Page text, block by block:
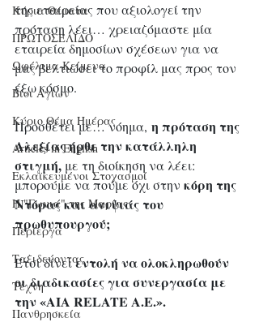
Κύρια Θέματα
ΠΡΩΤΟΣΕΛΙΔΟ
Ωφέλιμα Κείμενα
Βίοι Αγίων
Κύριο Θέμα Ημέρας
Articles in English
Εκλαϊκευμένοι Στοχασμοί
Η "Γωνιά" της Μαρίας
Περίεργα
Ταξιδεύοντας
Τέχνη
Πανθρησκεία
της εταιρείας που αξιολογεί την
πρόταση λέει… χρειαζόμαστε μία
εταιρεία δημοσίων σχέσεων για να
μας βελτιώσει το προφίλ μας προς τον
έξω κόσμο.
Προσθέτει με… νόημα, η πρόταση της
Αλεξίας ήρθε την κατάλληλη
στιγμή, με τη διοίκηση να λέει:
μπορούμε να πούμε όχι στην κόρη της
Ντόρας και ανιψιάς του
πρωθυπουργού;
Έτσι δίνει εντολή να ολοκληρωθούν
οι διαδικασίες για συνεργασία με
την «AIA RELATE A.E.».